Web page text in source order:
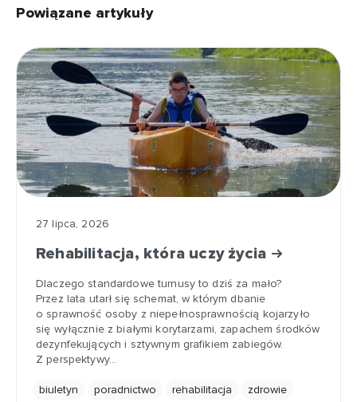
Powiązane artykuły
27 lipca, 2026
Rehabilitacja, która uczy życia
Dlaczego standardowe turnusy to dziś za mało?
Przez lata utarł się schemat, w którym dbanie
o sprawność osoby z niepełnosprawnością kojarzyło
się wyłącznie z białymi korytarzami, zapachem środków
dezynfekujących i sztywnym grafikiem zabiegów.
Z perspektywy…
biuletyn poradnictwo rehabilitacja zdrowie